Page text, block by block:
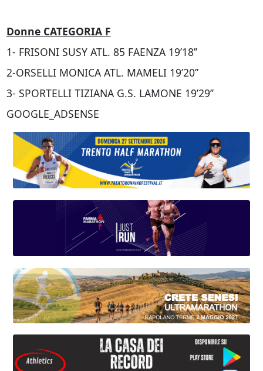
Donne CATEGORIA F
1- FRISONI SUSY ATL. 85 FAENZA 19’18’’
2-ORSELLI MONICA ATL. MAMELI 19’20’’
3- SPORTELLI TIZIANA G.S. LAMONE 19’29’’
GOOGLE_ADSENSE